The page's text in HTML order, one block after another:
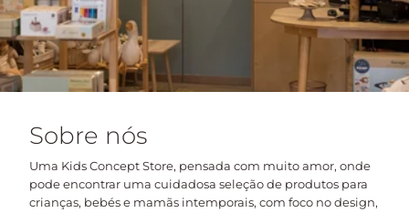
Sobre nós
Uma Kids Concept Store, pensada com muito amor, onde
pode encontrar uma cuidadosa seleção de produtos para
crianças, bebés e mamãs intemporais, com foco no design,